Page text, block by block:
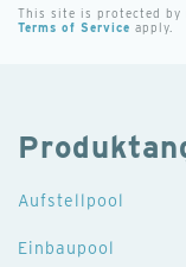
sich
an:
This site is protected by
Terms of Service apply.
Aufstellpool
Einbaupool